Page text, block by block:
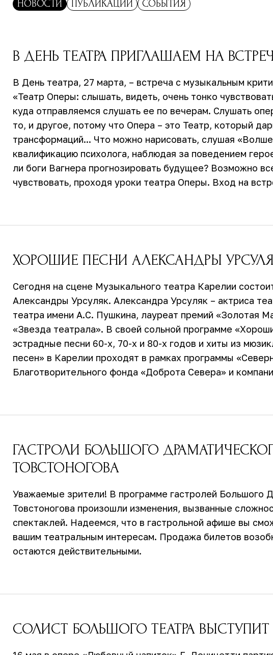
НОВОСТИ ПУБЛИКАЦИИ СОБЫТИЯ
В ДЕНЬ ТЕАТРА ПРИГЛАШАЕМ НА
В День театра, 27 марта, – встреча с музыкальным
«Театр Оперы: слышать, видеть, очень тонко
куда отправляемся слушать ее по вечерам. Слушать
то, и другое, потому что Опера – это Театр, который
трансформаций... Что можно нарисовать, слушая
квалификацию психолога, наблюдая за поведением
ли боги Вагнера прогнозировать будущее? Возможно
чувствовать, проходя уроки театра Оперы. Вход на
ХОРОШИЕ ПЕСНИ АЛЕКСАНДРЫ
Сегодня на сцене Музыкального театра Карелии
Александры Урсуляк. Александра Урсуляк – актриса
театра имени А.С. Пушкина, лауреат премий «Золотая
«Звезда театрала». В своей сольной программе
эстрадные песни 60-х, 70-х и 80-х годов и хиты из
песен» в Карелии проходят в рамках программы
Благотворительного фонда «Доброта Севера» и
ГАСТРОЛИ БОЛЬШОГО
ТОВСТОНОГОВА
Уважаемые зрители! В программе гастролей Большого
Товстоногова произошли изменения, вызванные
спектаклей. Надеемся, что в гастрольной афише вы
вашим театральным интересам. Продажа билетов
остаются действительными.
СОЛИСТ БОЛЬШОГО ТЕАТРА